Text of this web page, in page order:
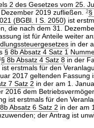
2 des Gesetzes vom 25.
2019 zufließen. 2
(BGBl. I S. 2050) ist
die nach dem 31.
ist für Anteile weiter
in der
§ 8b Absatz 4 Satz 1
§ 8b Absatz 4 Satz 8 in der
ist erstmals für den
2017 geltenden Fassung
7 Satz 2 in der am 1.
2016 dem
ist erstmals für den
Absatz 6 Satz 2 in der am
der Antrag ist